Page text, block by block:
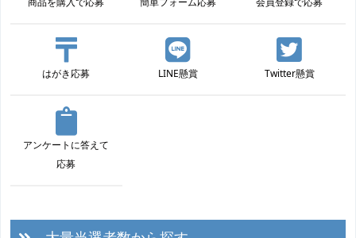
はがき応募 LINE懸賞 Twitter懸賞
アンケートに答えて
応募